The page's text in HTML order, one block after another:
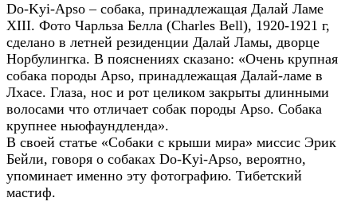
Do-Kyi-Apso – собака, принадлежащая Далай Ламе
XIII. Фото Чарльза Белла (Charles Bell), 1920-1921 г,
сделано в летней резиденции Далай Ламы, дворце
Норбулингка. В пояснениях сказано: «Очень крупная
собака породы Apso, принадлежащая Далай-ламе в
Лхасе. Глаза, нос и рот целиком закрыты длинными
волосами что отличает собак породы Apso. Собака
крупнее ньюфаундленда».
В своей статье «Собаки с крыши мира» миссис Эрик
Бейли, говоря о собаках Do-Kyi-Apso, вероятно,
упоминает именно эту фотографию. Тибетский
мастиф.